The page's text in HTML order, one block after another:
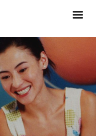
劇情
動作
歷險
恐怖